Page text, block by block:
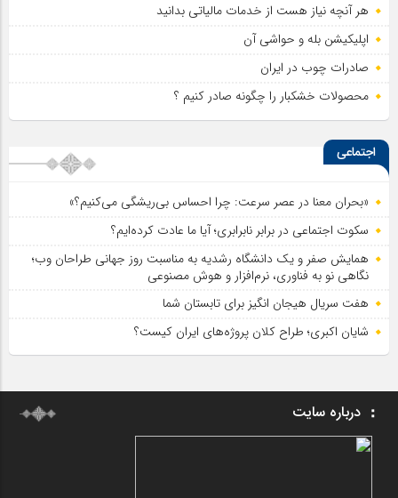
هر آنچه نیاز هست از خدمات مالیاتی بدانید
اپلیکیشن بله و حواشی آن
صادرات چوب در ایران
محصولات خشکبار را چگونه صادر کنیم ؟
اجتماعی
«بحران معنا در عصر سرعت: چرا احساس بی‌ریشگی می‌کنیم؟»
سکوت اجتماعی در برابر نابرابری؛ آیا ما عادت کرده‌ایم؟
همایش صفر و یک دانشگاه رشدیه به مناسبت روز جهانی طراحان وب؛
نگاهی نو به فناوری، نرم‌افزار و هوش مصنوعی
هفت سریال هیجان انگیز برای تابستان شما
شایان اکبری؛ طراح کلان پروژه‌های ایران کیست؟
درباره سایت